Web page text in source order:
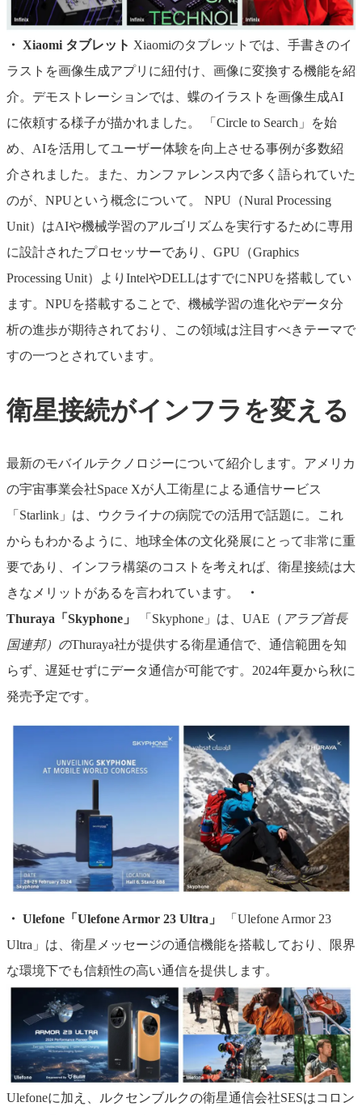
・ Xiaomi タブレット Xiaomiのタブレットでは、手書きのイ
ラストを画像生成アプリに紐付け、画像に変換する機能を紹
介。デモストレーションでは、蝶のイラストを画像生成AI
に依頼する様子が描かれました。
「Circle to Search」を始
め、AIを活用してユーザー体験を向上させる事例が多数紹
介されました。また、カンファレンス内で多く語られていた
のが、NPUという概念について。 NPU（Nural Processing
Unit）はAIや機械学習のアルゴリズムを実行するために専用
に設計されたプロセッサーであり、GPU（Graphics
Processing Unit）よりIntelやDELLはすでにNPUを搭載してい
ます。NPUを搭載することで、機械学習の進化やデータ分
析の進歩が期待されており、この領域は注目すべきテーマで
すの一つとされています。
衛星接続がインフラを変える
最新のモバイルテクノロジーについて紹介します。アメリカ
の宇宙事業会社Space Xが人工衛星による通信サービス
「Starlink」は、ウクライナの病院での活用で話題に。これ
からもわかるように、地球全体の文化発展にとって非常に重
要であり、インフラ構築のコストを考えれば、衛星接続は大
きなメリットがあるを言われています。
・
Thuraya「Skyphone」
「Skyphone」は、UAE（ アラブ首長
国連邦）のThuraya社が提供する衛星通信で、通信範囲を知
らず、遅延せずにデータ通信が可能です。2024年夏から秋に
発売予定です。
・ Ulefone「Ulefone Armor 23 Ultra」
「Ulefone Armor 23
Ultra」は、衛星メッセージの通信機能を搭載しており、限界
な環境下でも信頼性の高い通信を提供します。
Ulefoneに加え、ルクセンブルクの衛星通信会社SESはコロン